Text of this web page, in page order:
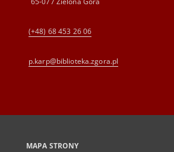
(+48) 68 453 26 06
p.karp@biblioteka.zgora.pl
MAPA STRONY